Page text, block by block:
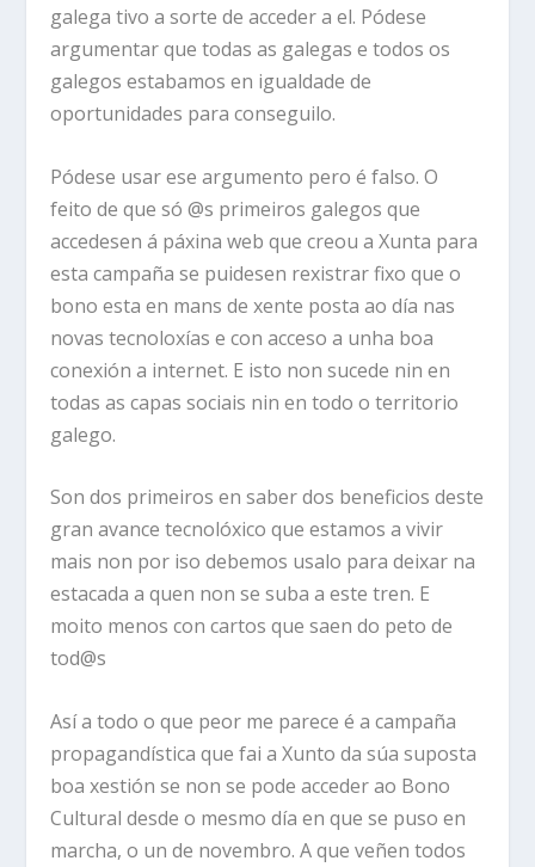
galega tivo a sorte de acceder a el. Pódese
argumentar que todas as galegas e todos os
galegos estabamos en igualdade de
oportunidades para conseguilo.
Pódese usar ese argumento pero é falso. O
feito de que só @s primeiros galegos que
accedesen á páxina web que creou a Xunta para
esta campaña se puidesen rexistrar fixo que o
bono esta en mans de xente posta ao día nas
novas tecnoloxías e con acceso a unha boa
conexión a internet. E isto non sucede nin en
todas as capas sociais nin en todo o territorio
galego.
Son dos primeiros en saber dos beneficios deste
gran avance tecnolóxico que estamos a vivir
mais non por iso debemos usalo para deixar na
estacada a quen non se suba a este tren. E
moito menos con cartos que saen do peto de
tod@s
Así a todo o que peor me parece é a campaña
propagandística que fai a Xunto da súa suposta
boa xestión se non se pode acceder ao Bono
Cultural desde o mesmo día en que se puso en
marcha, o un de novembro. A que veñen todos